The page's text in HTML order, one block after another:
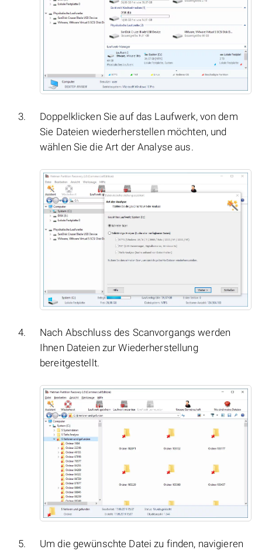
Doppelklicken Sie auf das Laufwerk, von dem
Sie Dateien wiederherstellen möchten, und
wählen Sie die Art der Analyse aus.
Nach Abschluss des Scanvorgangs werden
Ihnen Dateien zur Wiederherstellung
bereitgestellt.
Um die gewünschte Datei zu finden, navigieren